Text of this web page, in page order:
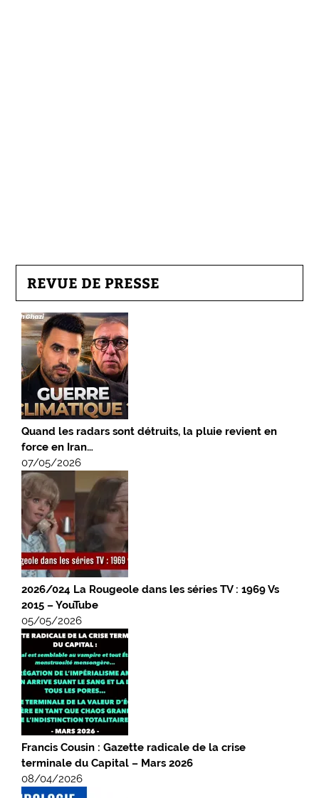
REVUE DE PRESSE
Quand les radars sont détruits, la pluie revient en
force en Iran…
07/05/2026
2026/024 La Rougeole dans les séries TV : 1969 Vs
2015 – YouTube
05/05/2026
Francis Cousin : Gazette radicale de la crise
terminale du Capital – Mars 2026
08/04/2026